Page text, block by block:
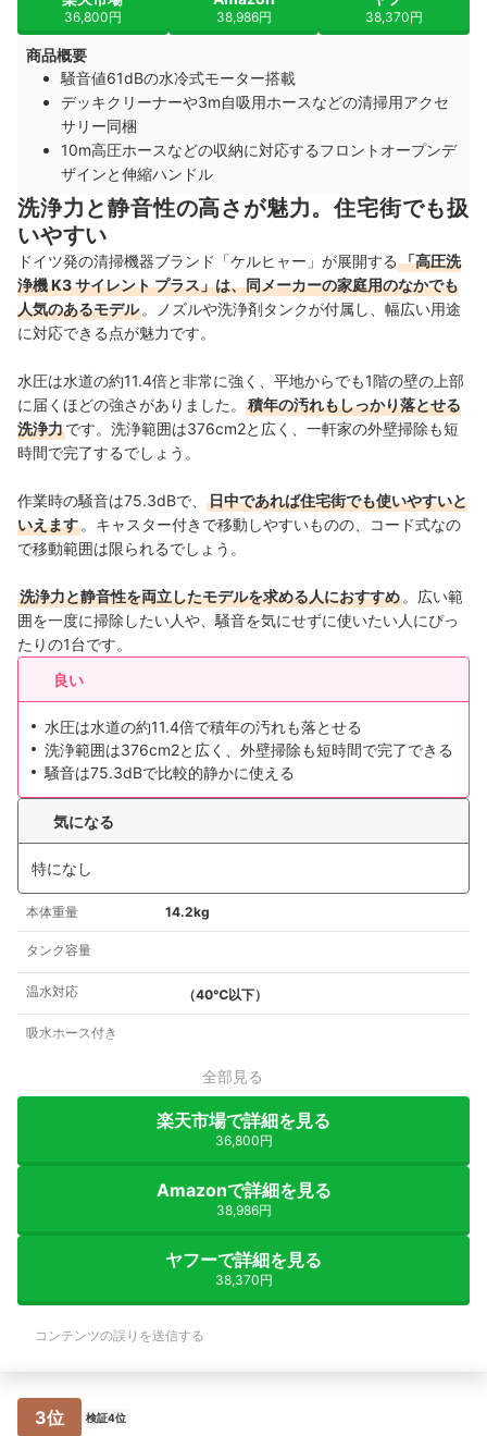
36,800円 38,986円 38,370円
商品概要
騒音値61dBの水冷式モーター搭載
デッキクリーナーや3m自吸用ホースなどの清掃用アクセ
サリー同梱
10m高圧ホースなどの収納に対応するフロントオープンデ
ザインと伸縮ハンドル
洗浄力と静音性の高さが魅力。住宅街でも扱
いやすい
ドイツ発の清掃機器ブランド「ケルヒャー」が展開する 「高圧洗
浄機 K3 サイレント プラス」は、同メーカーの家庭用のなかでも
人気のあるモデル 。ノズルや洗浄剤タンクが付属し、幅広い用途
に対応できる点が魅力です。
水圧は水道の約11.4倍と非常に強く、平地からでも1階の壁の上部
に届くほどの強さがありました。
積年の汚れもしっかり落とせる
洗浄力です。洗浄範囲は376cm2と広く、一軒家の外壁掃除も短
時間で完了するでしょう。
作業時の騒音は75.3dBで、
日中であれば住宅街でも使いやすいと
いえます 。キャスター付きで移動しやすいものの、コード式なの
で移動範囲は限られるでしょう。
洗浄力と静音性を両立したモデルを求める人におすすめ 。広い範
囲を一度に掃除したい人や、騒音を気にせずに使いたい人にぴっ
たりの1台です。
良い
水圧は水道の約11.4倍で積年の汚れも落とせる
洗浄範囲は376cm2と広く、外壁掃除も短時間で完了できる
騒音は75.3dBで比較的静かに使える
気になる
特になし
本体重量 14.2kg
タンク容量
温水対応 （40℃以下）
吸水ホース付き
全部見る
楽天市場で詳細を見る
36,800円
Amazonで詳細を見る
38,986円
ヤフーで詳細を見る
38,370円
コンテンツの誤りを送信する
3位 検証4位